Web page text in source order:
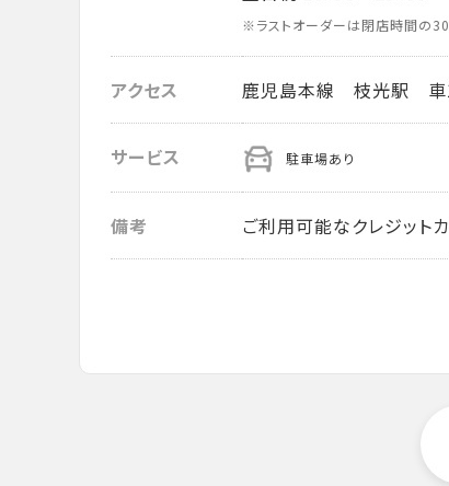
※ラストオーダーは閉店時間の30
アクセス 鹿児島本線 枝光駅 車
サービス 駐車場あり
備考 ご利用可能なクレジット